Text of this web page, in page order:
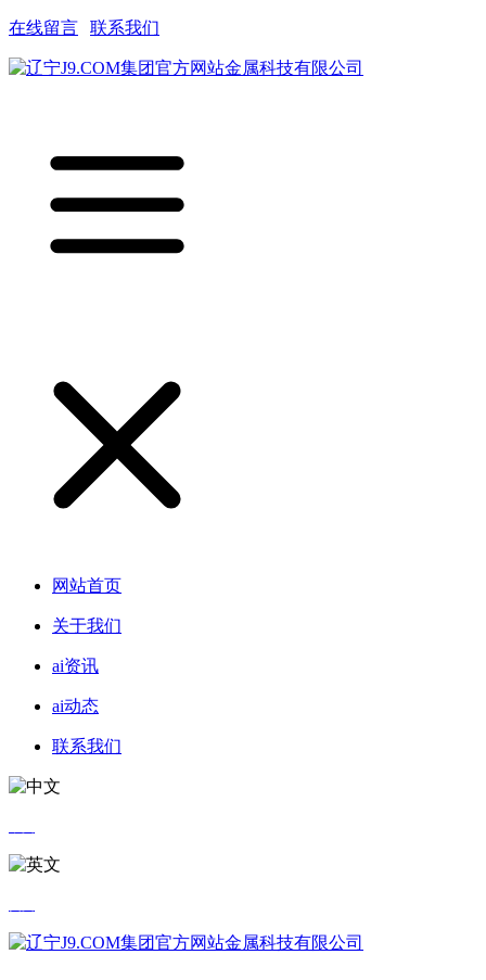
在线留言 联系我们
网站首页
关于我们
ai资讯
ai动态
联系我们